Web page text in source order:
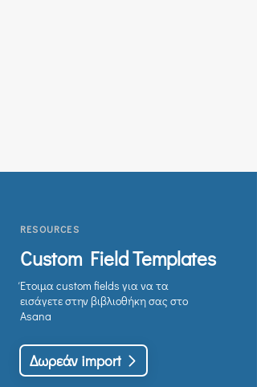
RESOURCES
Custom Field Templates
Έτοιμα custom fields για να τα
εισάγετε στην βιβλιοθήκη σας στο
Asana
Δωρεάν import